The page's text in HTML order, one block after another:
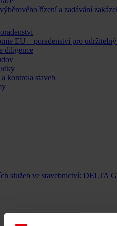
řízení a zadávání
EU – poradenství pro
diligence
kontrola staveb
služeb ve stavebnictví: DELTA